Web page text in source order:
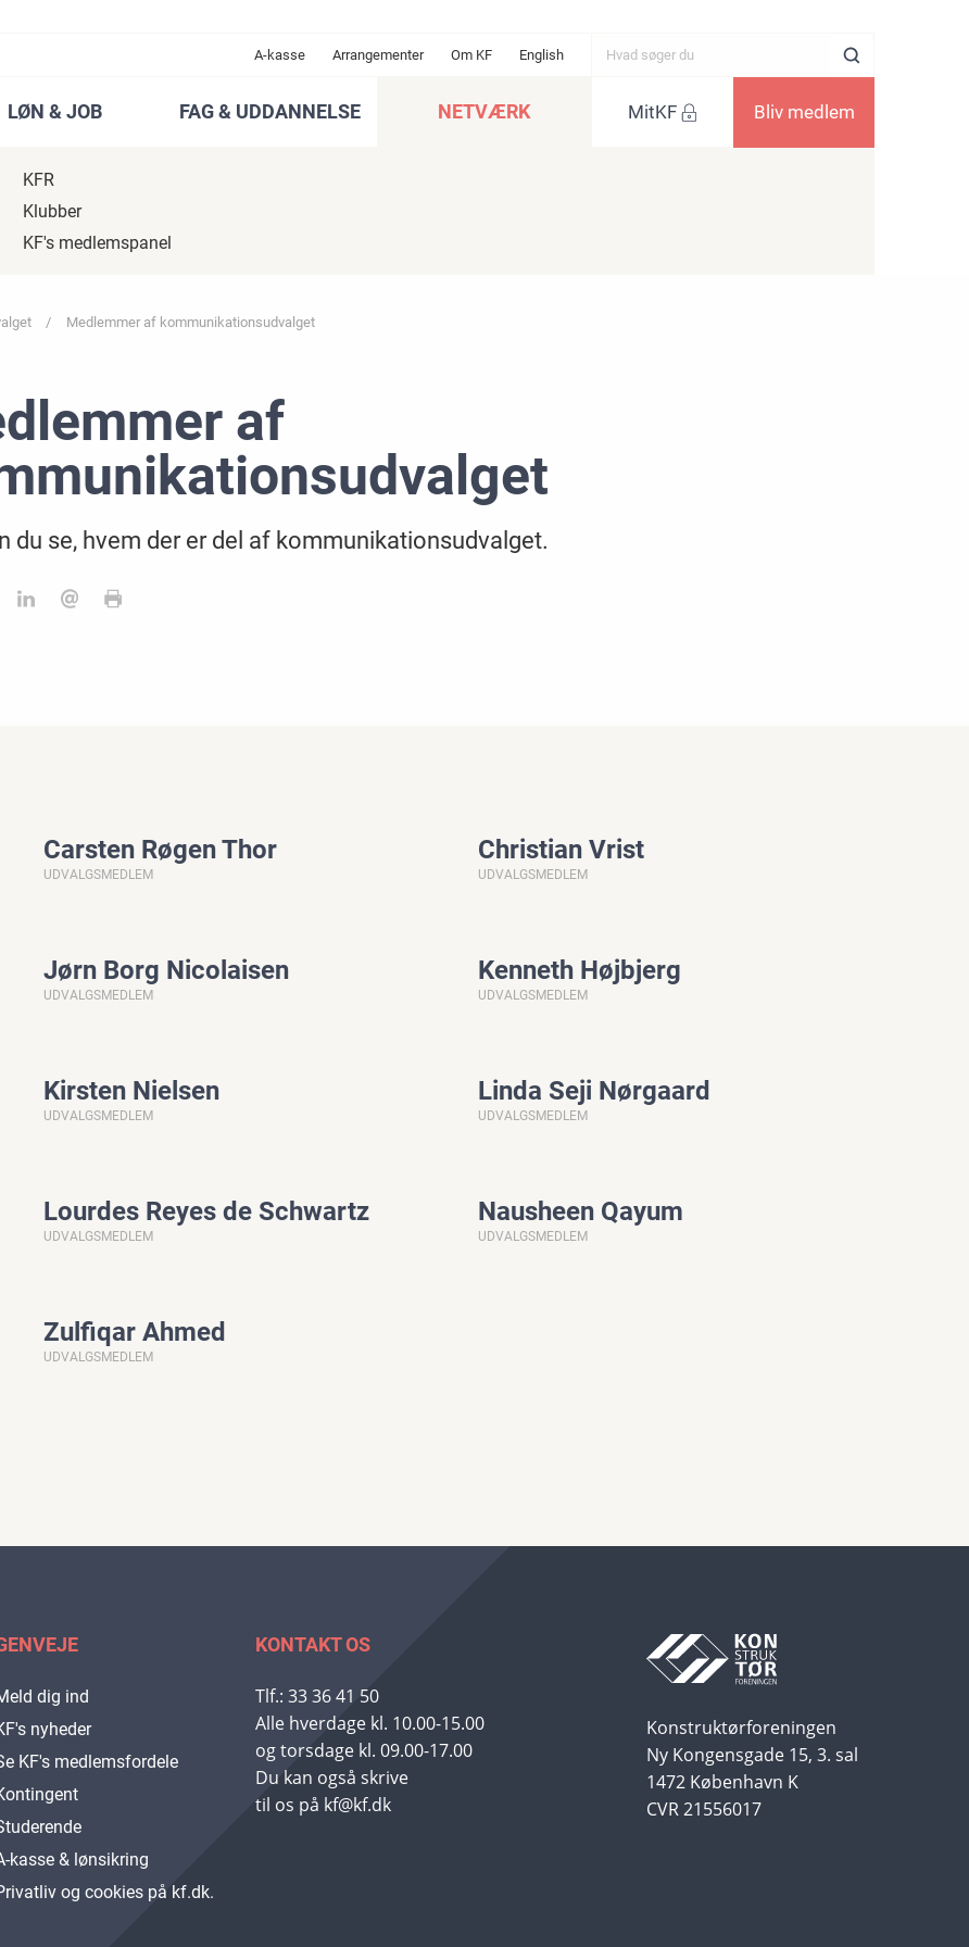
A-kasse Arrangementer Om KF English
LØN & JOB FAG & UDDANNELSE NETVÆRK MitKF Bliv medlem
KFR
Klubber
KF's medlemspanel
Medlemmer af kommunikationsudvalget
af
du se, hvem der er del af kommunikationsudvalget.
Carsten Røgen Thor
UDVALGSMEDLEM
Christian Vrist
UDVALGSMEDLEM
Jørn Borg Nicolaisen
UDVALGSMEDLEM
Kenneth Højbjerg
UDVALGSMEDLEM
Kirsten Nielsen
UDVALGSMEDLEM
Linda Seji Nørgaard
UDVALGSMEDLEM
Lourdes Reyes de Schwartz
UDVALGSMEDLEM
Nausheen Qayum
UDVALGSMEDLEM
Zulfiqar Ahmed
UDVALGSMEDLEM
dig ind
nyheder
KF's medlemsfordele
kasse & lønsikring
og cookies på kf.dk.
KONTAKT OS
Tlf.: 33 36 41 50
Alle hverdage kl. 10.00-15.00
og torsdage kl. 09.00-17.00
Du kan også skrive
til os på kf@kf.dk
Konstruktørforeningen
Ny Kongensgade 15, 3. sal
1472 København K
CVR 21556017